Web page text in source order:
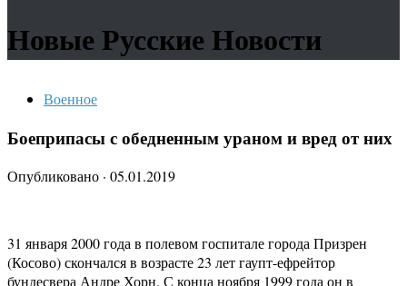
Новые Русские Новости
Военное
Боеприпасы с обедненным ураном и вред от них
Опубликовано · 05.01.2019
31 января 2000 года в полевом госпитале города Призрен
(Косово) скончался в возрасте 23 лет гаупт-ефрейтор
бундесвера Андре Хорн. С конца ноября 1999 года он в